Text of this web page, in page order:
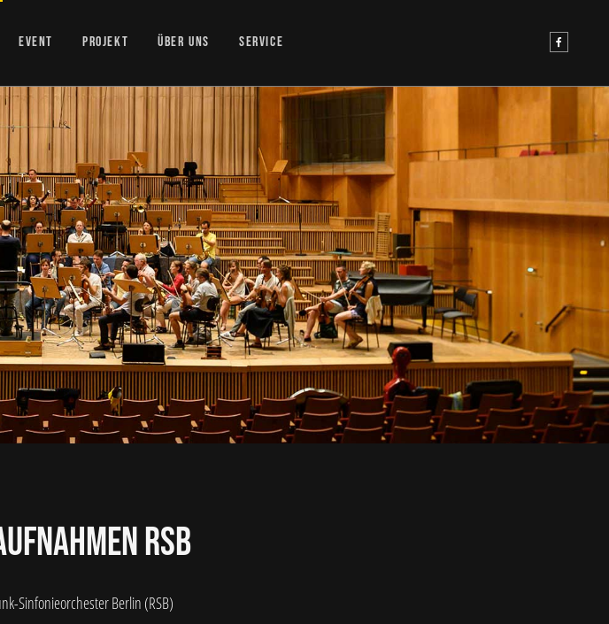
EVENT PROJEKT ÜBER UNS SERVICE
RSB
Sinfonieorchester Berlin (RSB)